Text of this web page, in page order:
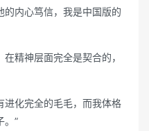
内心笃信，我是中国版的
精神层面完全是契合的，
进化完全的毛毛，而我体格
。”